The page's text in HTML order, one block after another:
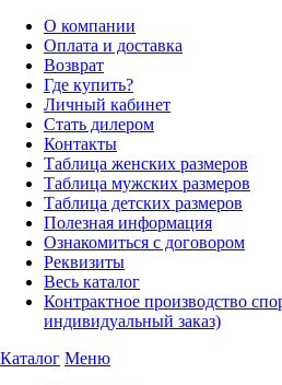
О компании
Оплата и доставка
Возврат
Где купить?
Личный кабинет
Стать дилером
Контакты
Таблица женских размеров
Таблица мужских размеров
Таблица детских размеров
Полезная информация
Ознакомиться с договором
Реквизиты
Весь каталог
Контрактное производство
индивидуальный заказ)
Каталог Меню